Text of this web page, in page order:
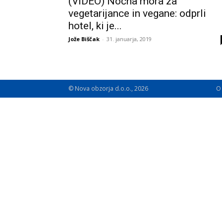
vegetarijance in vegane: odprli
hotel, ki je...
Jože Biščak - 31. januarja, 2019
© Nova obzorja d.o.o., 2026